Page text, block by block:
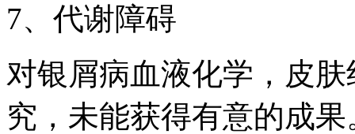
7、代谢障碍
对银屑病血液化学，皮
究，未能获得有意的成